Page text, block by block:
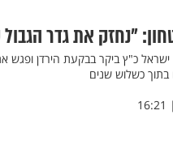
"נחזק את גדר הגבול
ישראל כ"ץ ביקר בבקעת הירדן ופגש
בתוך כשלוש שנים